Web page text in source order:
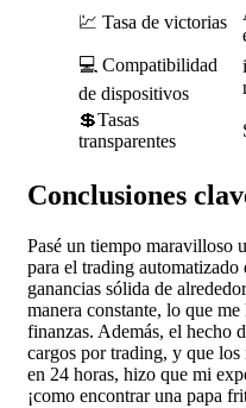
💹 Tasa de victorias
💻 Compatibilidad
de dispositivos
💲Tasas
transparentes
Conclusiones
Pasé un tiempo maravilloso
para el trading automatizado
ganancias sólida de
manera constante, lo que
finanzas. Además, el hecho
cargos por trading, y que los
en 24 horas, hizo que mi
¡como encontrar una papa